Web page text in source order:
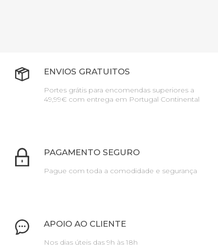
ENVIOS GRATUITOS
Portes grátis para encomendas superiores a
49,99€ com entrega em Portugal Continental
PAGAMENTO SEGURO
Pague com toda a comodidade e segurança
APOIO AO CLIENTE
Nos dias úteis das 9h às 18h